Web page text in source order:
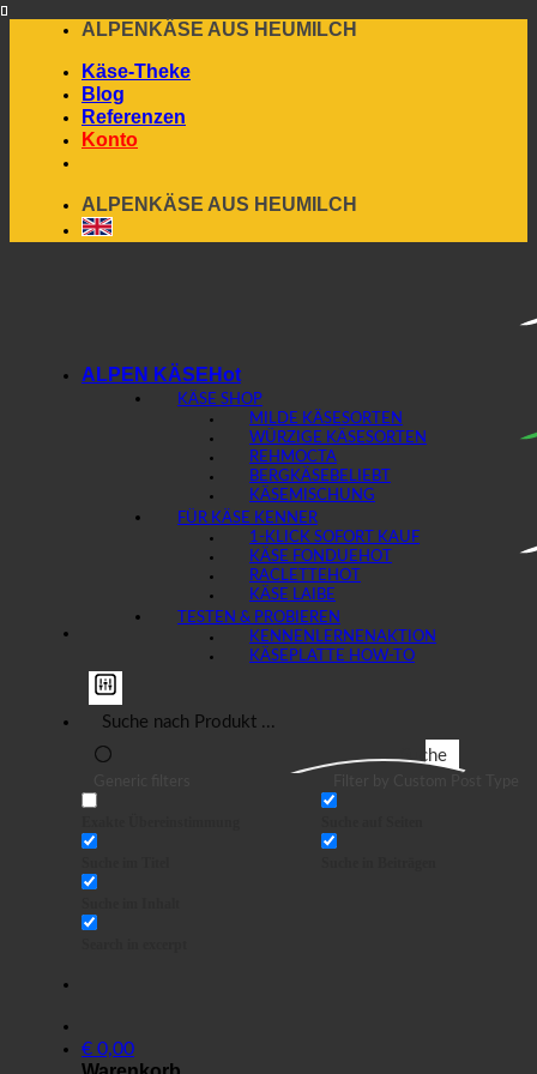
content
ALPENKÄSE AUS HEUMILCH
Käse-Theke
Blog
Referenzen
Konto
ALPENKÄSE AUS HEUMILCH
Suche
€ 0,00
ALPEN KÄSE
KÄSE SHOP
MILDE KÄSESORTEN
WÜRZIGE KÄSESORTEN
REHMOCTA
BERGKÄSE
KÄSEMISCHUNG
FÜR KÄSE KENNER
1-KLICK SOFORT KAUF
KÄSE FONDUE
RACLETTE
KÄSE LAIBE
TESTEN & PROBIEREN
KENNENLERNEN
KÄSEPLATTE HOW-TO